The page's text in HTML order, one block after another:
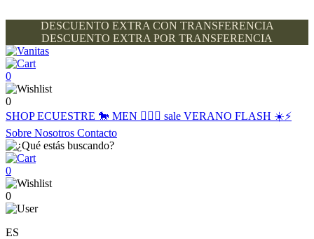
DESCUENTO EXTRA CON TRANSFERENCIA
DESCUENTO EXTRA POR TRANSFERENCIA
0
0
SHOPECUESTRE 🐎 MEN 🙋🏽‍♂️ sale VERANO FLASH ☀️⚡️
Sobre Nosotros Contacto
0
0
ES